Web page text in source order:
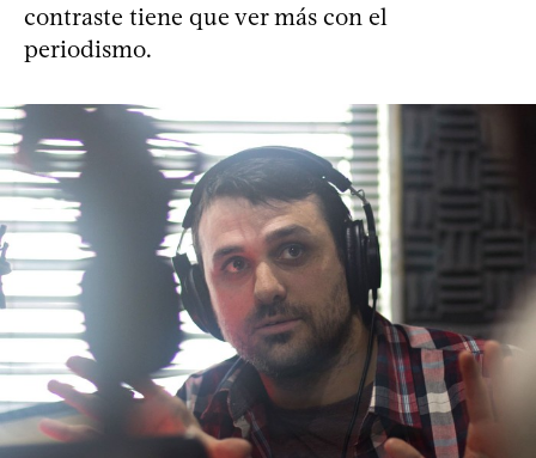
contraste tiene que ver más con el
periodismo.